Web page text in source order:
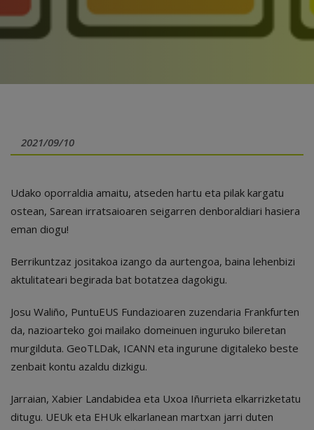
2021/09/10
Udako oporraldia amaitu, atseden hartu eta pilak kargatu
ostean, Sarean irratsaioaren seigarren denboraldiari hasiera
eman diogu!
Berrikuntzaz jositakoa izango da aurtengoa, baina lehenbizi
aktulitateari begirada bat botatzea dagokigu.
Josu Waliño, PuntuEUS Fundazioaren zuzendaria Frankfurten
da, nazioarteko goi mailako domeinuen inguruko bileretan
murgilduta. GeoTLDak, ICANN eta ingurune digitaleko beste
zenbait kontu azaldu dizkigu.
Jarraian, Xabier Landabidea eta Uxoa Iñurrieta elkarrizketatu
ditugu. UEUk eta EHUk elkarlanean martxan jarri duten